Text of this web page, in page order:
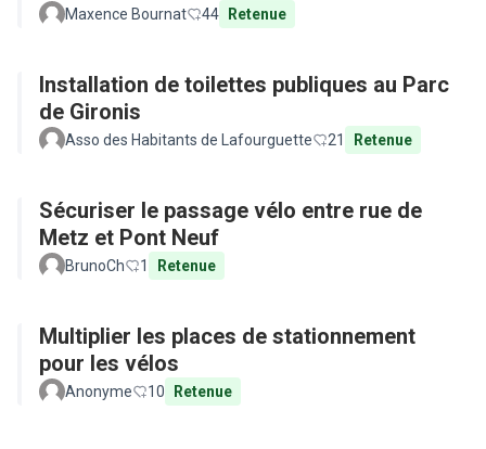
Maxence Bournat 44 Retenue
Installation de toilettes publiques au Parc
de Gironis
Asso des Habitants de Lafourguette 21 Retenue
Sécuriser le passage vélo entre rue de
Metz et Pont Neuf
BrunoCh 1 Retenue
Multiplier les places de stationnement
pour les vélos
Anonyme 10 Retenue